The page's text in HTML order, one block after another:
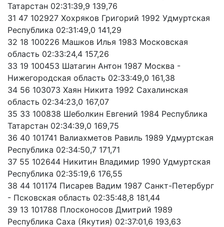
Татарстан 02:31:39,9 139,76
31 47 102927 Хохряков Григорий 1992 Удмуртская
Республика 02:31:49,0 141,29
32 18 100226 Машков Илья 1983 Московская
область 02:33:24,4 157,26
33 19 100453 Шатагин Антон 1987 Москва -
Нижегородская область 02:33:49,0 161,38
34 56 103073 Хаян Никита 1992 Сахалинская
область 02:34:23,0 167,07
35 33 100838 Шеболкин Евгений 1984 Республика
Татарстан 02:34:39,0 169,75
36 40 101741 Валиахметов Равиль 1989 Удмуртская
Республика 02:34:50,7 171,71
37 55 102644 Никитин Владимир 1990 Удмуртская
Республика 02:35:19,6 176,55
38 44 101174 Писарев Вадим 1987 Санкт-Петербург
- Псковская область 02:35:48,8 181,44
39 13 101788 Плосконосов Дмитрий 1989
Республика Саха (Якутия) 02:37:01,6 193,63